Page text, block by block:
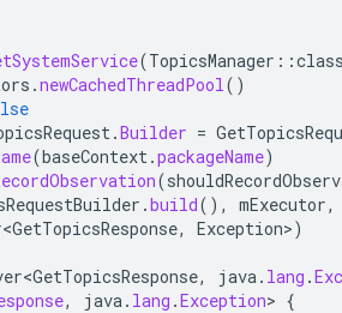
(TopicsManager ::class
.newCachedThreadPool()
.Builder =
(baseContext.packageName)
(
.build(), mExecutor,
, Exception>)
, java. lang .
, java. lang .Exception> {